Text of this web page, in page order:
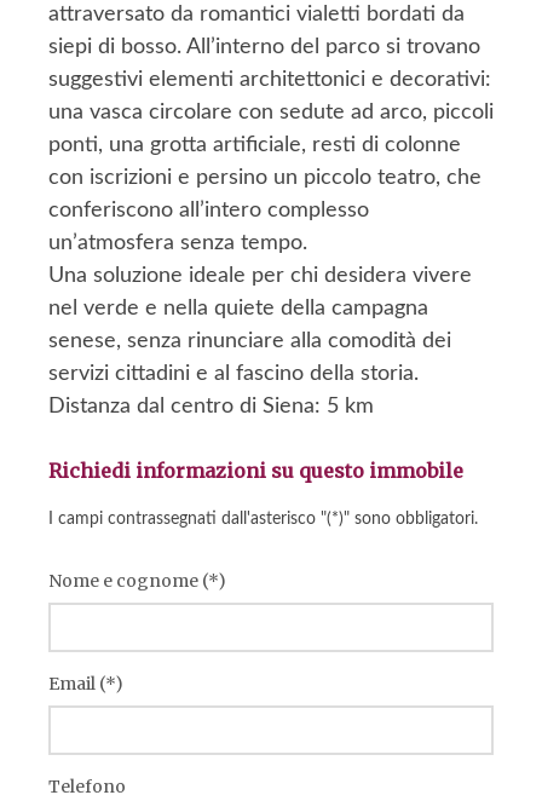
attraversato da romantici vialetti bordati da
siepi di bosso. All’interno del parco si trovano
suggestivi elementi architettonici e decorativi:
una vasca circolare con sedute ad arco, piccoli
ponti, una grotta artificiale, resti di colonne
con iscrizioni e persino un piccolo teatro, che
conferiscono all’intero complesso
un’atmosfera senza tempo.
Una soluzione ideale per chi desidera vivere
nel verde e nella quiete della campagna
senese, senza rinunciare alla comodità dei
servizi cittadini e al fascino della storia.
Distanza dal centro di Siena: 5 km
Richiedi informazioni su questo immobile
I campi contrassegnati dall'asterisco "(*)" sono obbligatori.
Nome e cognome (*)
Email (*)
Telefono